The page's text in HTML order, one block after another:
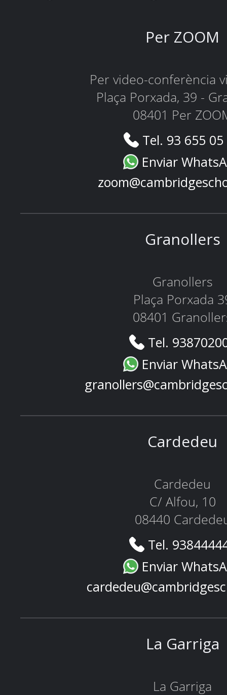
Per ZOOM
Per video-conferència
Plaça Porxada, 39 -
08401 Per
Tel. 93 655
Enviar
Granollers
Granollers
Plaça Porxada
08401
Tel.
Enviar
Cardedeu
Cardedeu
C/ Alfou, 10
08440
Tel.
Enviar
La Garriga
La Garriga